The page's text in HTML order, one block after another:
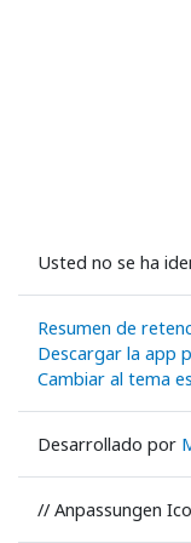
Usted no se ha
Resumen de
Descargar la app
Cambiar al tema
Desarrollado por
// Anpassungen